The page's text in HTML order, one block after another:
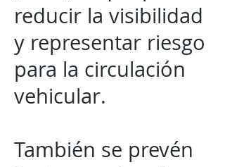
reducir la visibilidad
y representar riesgo
para la circulación
vehicular.
También se prevén